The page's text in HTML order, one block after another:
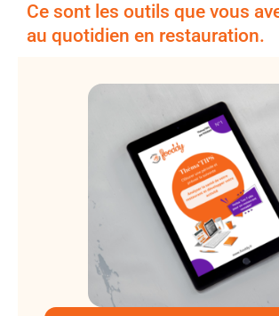
Ce sont les outils que vous
au quotidien en restauration.